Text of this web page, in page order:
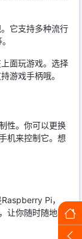
它支持多种流行
面玩游戏。选择
游戏手柄哦。
性。你可以更换
机来控制它。想
Pi，
让你随时随地享